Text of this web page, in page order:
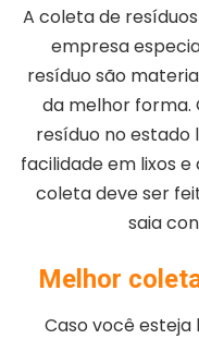
A coleta de
empresa
resíduo são
da melhor forma.
resíduo no
facilidade em lixos
coleta deve ser
saia
Melhor
Caso você